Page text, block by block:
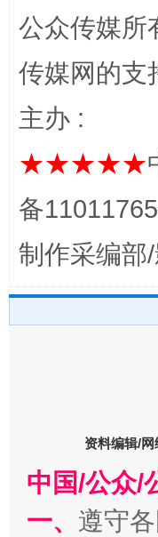
东山县通报“牛蛙产
公众传媒所
传媒网的支
主办 :
★★★★★
备
制作采编部
资料编辑/网
中国/公众/
一、 遵守